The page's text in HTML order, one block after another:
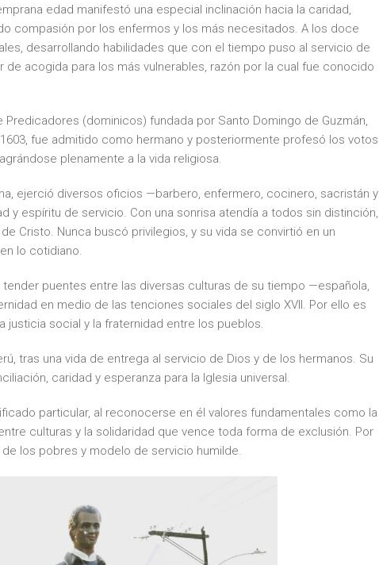
edad manifestó una especial inclinación hacia la caridad,
compasión por los enfermos y los más necesitados. A los doce
desarrollando habilidades que con el tiempo puso al servicio de
acogida para los más vulnerables, razón por la cual fue conocido
(dominicos) fundada por Santo Domingo de Guzmán,
fue admitido como hermano y posteriormente profesó los votos
plenamente a la vida religiosa.
ejerció diversos oficios —barbero, enfermero, cocinero, sacristán y
y espíritu de servicio. Con una sonrisa atendía a todos sin distinción,
Cristo. Nunca buscó privilegios, y su vida se convirtió en un
lo cotidiano.
tender puentes entre las diversas culturas de su tiempo —española,
en medio de las tenciones sociales del siglo XVII. Por ello es
justicia social y la fraternidad entre los pueblos.
tras una vida de entrega al servicio de Dios y de los hermanos. Su
caridad y esperanza para la Iglesia universal.
particular, al reconocerse en él valores fundamentales como la
culturas y la solidaridad que vence toda forma de exclusión. Por
los pobres y modelo de servicio humilde.